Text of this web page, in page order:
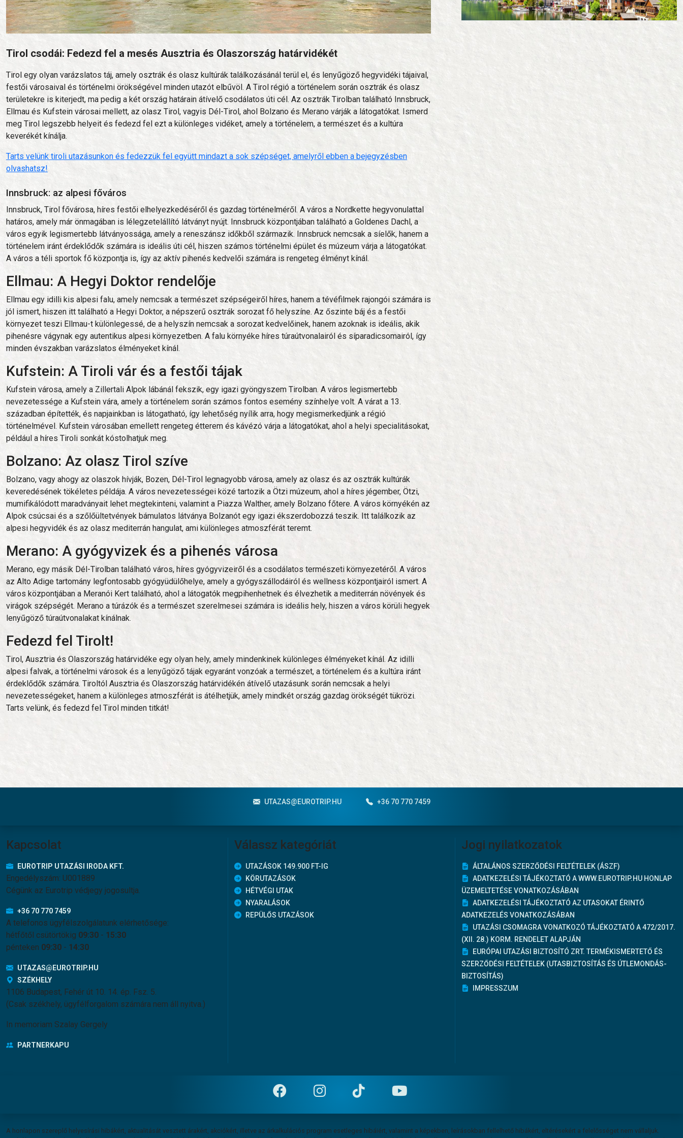
Tirol csodái: Fedezd fel a mesés Ausztria és Olaszország határvidékét
Tirol egy olyan varázslatos táj, amely osztrák és olasz kultúrák találkozásánál terül el, és lenyűgöző hegyvidéki tájaival,
festői városaival és történelmi örökségével minden utazót elbűvöl. A Tirol régió a történelem során osztrák és olasz
területekre is kiterjedt, ma pedig a két ország határain átívelő csodálatos úti cél. Az osztrák Tirolban található Innsbruck,
Ellmau és Kufstein városai mellett, az olasz Tirol, vagyis Dél-Tirol, ahol Bolzano és Merano várják a látogatókat. Ismerd
meg Tirol legszebb helyeit és fedezd fel ezt a különleges vidéket, amely a történelem, a természet és a kultúra
keverékét kínálja.
Tarts velünk tiroli utazásunkon és fedezzük fel együtt mindazt a sok szépséget, amelyről ebben a bejegyzésben
olvashatsz!
Innsbruck: az alpesi főváros
Innsbruck, Tirol fővárosa, híres festői elhelyezkedéséről és gazdag történelméről. A város a Nordkette hegyvonulattal
határos, amely már önmagában is lélegzetelállító látványt nyújt. Innsbruck központjában található a Goldenes Dachl, a
város egyik legismertebb látványossága, amely a reneszánsz időkből származik. Innsbruck nemcsak a síelők, hanem a
történelem iránt érdeklődők számára is ideális úti cél, hiszen számos történelmi épület és múzeum várja a látogatókat.
A város a téli sportok fő központja is, így az aktív pihenés kedvelői számára is rengeteg élményt kínál.
Ellmau: A Hegyi Doktor rendelője
Ellmau egy idilli kis alpesi falu, amely nemcsak a természet szépségeiről híres, hanem a tévéfilmek rajongói számára is
jól ismert, hiszen itt található a Hegyi Doktor, a népszerű osztrák sorozat fő helyszíne. Az őszinte báj és a festői
környezet teszi Ellmau-t különlegessé, de a helyszín nemcsak a sorozat kedvelőinek, hanem azoknak is ideális, akik
pihenésre vágynak egy autentikus alpesi környezetben. A falu környéke híres túraútvonalairól és síparadicsomairól, így
minden évszakban varázslatos élményeket kínál.
Kufstein: A Tiroli vár és a festői tájak
Kufstein városa, amely a Zillertali Alpok lábánál fekszik, egy igazi gyöngyszem Tirolban. A város legismertebb
nevezetessége a Kufstein vára, amely a történelem során számos fontos esemény színhelye volt. A várat a 13.
században építették, és napjainkban is látogatható, így lehetőség nyílik arra, hogy megismerkedjünk a régió
történelmével. Kufstein városában emellett rengeteg étterem és kávézó várja a látogatókat, ahol a helyi specialitásokat,
például a híres Tiroli sonkát kóstolhatjuk meg.
Bolzano: Az olasz Tirol szíve
Bolzano, vagy ahogy az olaszok hívják, Bozen, Dél-Tirol legnagyobb városa, amely az olasz és az osztrák kultúrák
keveredésének tökéletes példája. A város nevezetességei közé tartozik a Ötzi múzeum, ahol a híres jégember, Ötzi,
mumifikálódott maradványait lehet megtekinteni, valamint a Piazza Walther, amely Bolzano főtere. A város környékén az
Alpok csúcsai és a szőlőültetvények bámulatos látványa Bolzanót egy igazi ékszerdobozzá teszik. Itt találkozik az
alpesi hegyvidék és az olasz mediterrán hangulat, ami különleges atmoszférát teremt.
Merano: A gyógyvizek és a pihenés városa
Merano, egy másik Dél-Tirolban található város, híres gyógyvizeiről és a csodálatos természeti környezetéről. A város
az Alto Adige tartomány legfontosabb gyógyüdülőhelye, amely a gyógyszállodáiról és wellness központjairól ismert. A
város központjában a Meranói Kert található, ahol a látogatók megpihenhetnek és élvezhetik a mediterrán növények és
virágok szépségét. Merano a túrázók és a természet szerelmesei számára is ideális hely, hiszen a város körüli hegyek
lenyűgöző túraútvonalakat kínálnak.
Fedezd fel Tirolt!
Tirol, Ausztria és Olaszország határvidéke egy olyan hely, amely mindenkinek különleges élményeket kínál. Az idilli
alpesi falvak, a történelmi városok és a lenyűgöző tájak egyaránt vonzóak a természet, a történelem és a kultúra iránt
érdeklődők számára. Tiroltól Ausztria és Olaszország határvidékén átívelő utazásunk során nemcsak a helyi
nevezetességeket, hanem a különleges atmoszférát is átélhetjük, amely mindkét ország gazdag örökségét tükrözi.
Tarts velünk, és fedezd fel Tirol minden titkát!
Elolvasom ››
UTAZAS@EUROTRIP.HU +36 70 770 7459
Kapcsolat
EUROTRIP UTAZÁSI IRODA KFT.
Engedélyszám: U001889
Cégünk az Eurotrip védjegy jogosultja.
+36 70 770 7459
A telefonos ügyfélszolgálatunk elérhetősége:
hétfőtől csütörtökig 09:30 - 15:30
pénteken 09:30 - 14:30
UTAZAS@EUROTRIP.HU
SZÉKHELY
1106 Budapest, Fehér út 10. 14. ép. Fsz. 5.
(Csak székhely, ügyfélforgalom számára nem áll nyitva.)
In memoriam Szalay Gergely
PARTNERKAPU
Válassz kategóriát
UTAZÁSOK 149.900 FT-IG
KÖRUTAZÁSOK
HÉTVÉGI UTAK
NYARALÁSOK
REPÜLŐS UTAZÁSOK
Jogi nyilatkozatok
ÁLTALÁNOS SZERZŐDÉSI FELTÉTELEK (ÁSZF)
ADATKEZELÉSI TÁJÉKOZTATÓ A WWW.EUROTRIP.HU HONLAP
ÜZEMELTETÉSE VONATKOZÁSÁBAN
ADATKEZELÉSI TÁJÉKOZTATÓ AZ UTASOKAT ÉRINTŐ
ADATKEZELÉS VONATKOZÁSÁBAN
UTAZÁSI CSOMAGRA VONATKOZÓ TÁJÉKOZTATÓ A 472/2017.
(XII. 28.) KORM. RENDELET ALAPJÁN
EURÓPAI UTAZÁSI BIZTOSÍTÓ ZRT. TERMÉKISMERTETŐ ÉS
SZERZŐDÉSI FELTÉTELEK (UTASBIZTOSÍTÁS ÉS ÚTLEMONDÁS-
BIZTOSÍTÁS)
IMPRESSZUM
A honlapon szereplő helyesírási hibákért, aktualitását vesztett árakért, akciókért, illetve az árkalkulációs program esetleges hibáiért, valamint a képekben, leírásokban fellelhető hibákért, eltérésekért a felelősséget nem vállaljuk.